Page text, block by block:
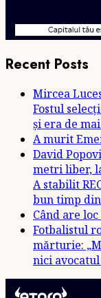
Recent Posts
Mircea
Fostul
și era de
A murit
David
metri liber,
A stabilit
bun timp
Când are
Fotbalistul
mărturie:
nici